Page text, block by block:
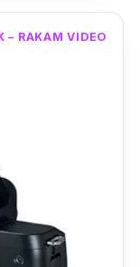
– RAKAM VIDEO